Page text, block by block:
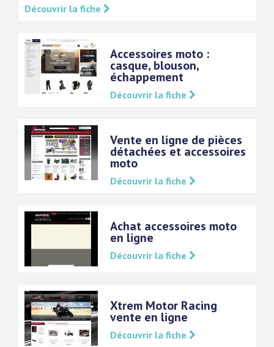
Découvrir la fiche
Accessoires moto :
casque, blouson,
échappement
Découvrir la fiche
Vente en ligne de pièces
détachées et accessoires
moto
Découvrir la fiche
Achat accessoires moto
en ligne
Découvrir la fiche
Xtrem Motor Racing
vente en ligne
Découvrir la fiche